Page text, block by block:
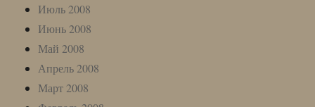
Июль 2008
Июнь 2008
Май 2008
Апрель 2008
Март 2008